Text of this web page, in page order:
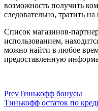
возможность получить
следовательно, тратить
Список магазинов-
использованием,
можно найти в любое
предоставленную
PrevТинькофф бонусы
Тинькофф остаток по